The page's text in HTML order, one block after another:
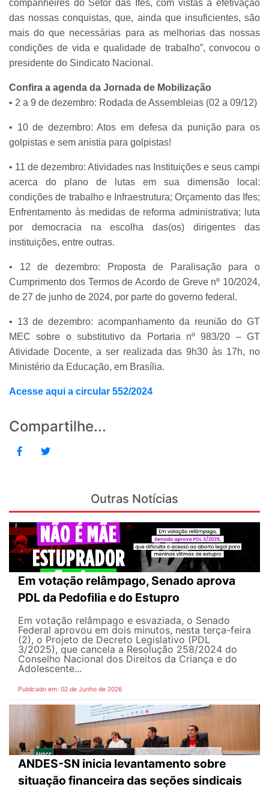
companheires do Setor das Ifes, com vistas à efetivação
das nossas conquistas, que, ainda que insuficientes, são
mais do que necessárias para as melhorias das nossas
condições de vida e qualidade de trabalho”, convocou o
presidente do Sindicato Nacional.
Confira a agenda da Jornada de Mobilização
• 2 a 9 de dezembro: Rodada de Assembleias (02 a 09/12)
• 10 de dezembro: Atos em defesa da punição para os
golpistas e sem anistia para golpistas!
• 11 de dezembro: Atividades nas Instituições e seus campi
acerca do plano de lutas em sua dimensão local:
condições de trabalho e Infraestrutura; Orçamento das Ifes;
Enfrentamento às medidas de reforma administrativa; luta
por democracia na escolha das(os) dirigentes das
instituições, entre outras.
• 12 de dezembro: Proposta de Paralisação para o
Cumprimento dos Termos de Acordo de Greve nº 10/2024,
de 27 de junho de 2024, por parte do governo federal.
• 13 de dezembro: acompanhamento da reunião do GT
MEC sobre o substitutivo da Portaria nº 983/20 – GT
Atividade Docente, a ser realizada das 9h30 às 17h, no
Ministério da Educação, em Brasília.
Acesse aqui a circular 552/2024
Compartilhe...
Outras Notícias
Em votação relâmpago, Senado aprova
PDL da Pedofilia e do Estupro
Em votação relâmpago e esvaziada, o Senado
Federal aprovou em dois minutos, nesta terça-feira
(2), o Projeto de Decreto Legislativo (PDL
3/2025), que cancela a Resolução 258/2024 do
Conselho Nacional dos Direitos da Criança e do
Adolescente...
Publicado em: 02 de Junho de 2026
ANDES-SN inicia levantamento sobre
situação financeira das seções sindicais